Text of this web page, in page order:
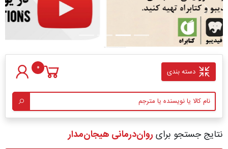
قبلی بعدی
دسته بندی 0
نتایج جستجو برای روان‌درمانی هیجان‌مدار